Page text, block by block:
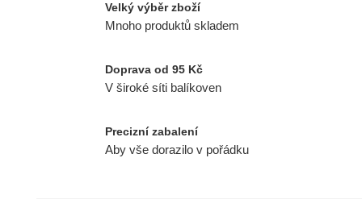
Velký výběr zboží
Mnoho produktů skladem
Doprava od 95 Kč
V široké síti balíkoven
Precizní zabalení
Aby vše dorazilo v pořádku